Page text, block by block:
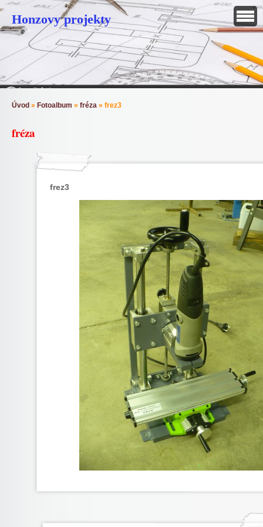
Honzovy projekty
Úvod » Fotoalbum » fréza » frez3
fréza
frez3